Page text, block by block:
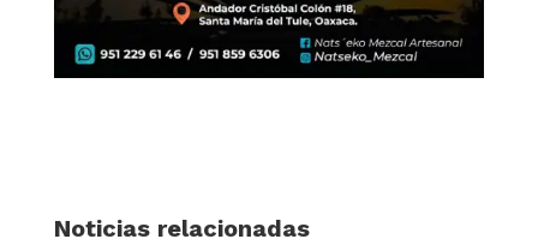
Noticias relacionadas